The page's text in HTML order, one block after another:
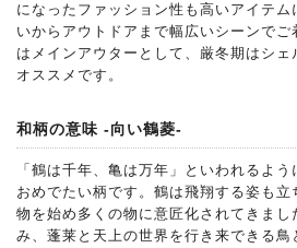
になったファッション性も高いアイテム
いからアウトドアまで幅広いシーンでご
はメインアウターとして、厳冬期はシェ
オススメです。
和柄の意味 -向い鶴菱-
「鶴は千年、亀は万年」といわれるよ
おめでたい柄です。鶴は飛翔する姿も
物を始め多くの物に意匠化されてきま
み、蓬莱と天上の世界を行き来できる